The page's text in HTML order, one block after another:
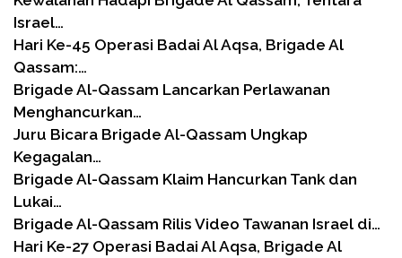
Israel…
Hari Ke-45 Operasi Badai Al Aqsa, Brigade Al
Qassam:…
Brigade Al-Qassam Lancarkan Perlawanan
Menghancurkan…
Juru Bicara Brigade Al-Qassam Ungkap
Kegagalan…
Brigade Al-Qassam Klaim Hancurkan Tank dan
Lukai…
Brigade Al-Qassam Rilis Video Tawanan Israel di…
Hari Ke-27 Operasi Badai Al Aqsa, Brigade Al